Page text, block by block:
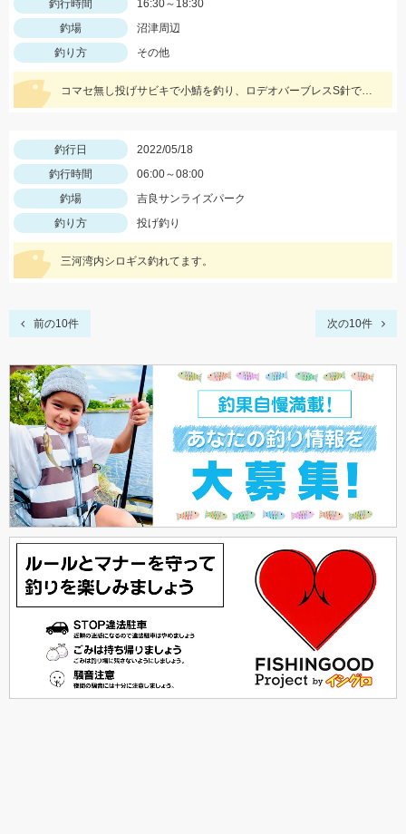
釣行時間
16:30～18:30
釣場
沼津周辺
釣り方
その他
コマセ無し投げサビキで小鯖を釣り、ロデオバーブレスS針で泳がせしてヒラメゲット。
釣行日
2022/05/18
釣行時間
06:00～08:00
釣場
吉良サンライズパーク
釣り方
投げ釣り
三河湾内シロギス釣れてます。
前の10件 次の10件